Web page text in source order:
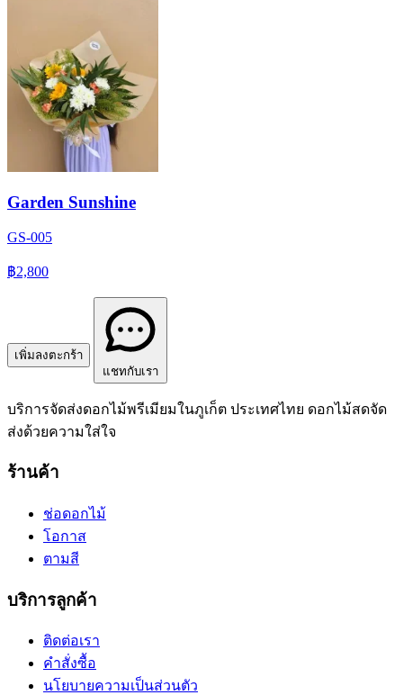
Garden Sunshine
GS-005
฿2,800
เพิ่มลงตะกร้า
แชทกับเรา
บริการจัดส่งดอกไม้พรีเมียมในภูเก็ต ประเทศไทย ดอกไม้สดจัด
ส่งด้วยความใส่ใจ
ร้านค้า
ช่อดอกไม้
โอกาส
ตามสี
บริการลูกค้า
ติดต่อเรา
คำสั่งซื้อ
นโยบายความเป็นส่วนตัว